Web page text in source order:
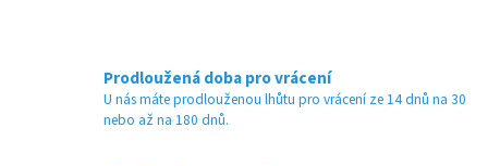
Prodloužená doba pro vrácení
U nás máte prodlouženou lhůtu pro vrácení ze 14 dnů na 30
nebo až na 180 dnů.